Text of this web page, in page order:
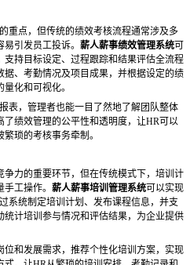
重点，但传统的绩效考核流程通常涉及多
引发员工投诉。 薪人薪事绩效管理系统可
持目标设定、过程跟踪和结果评估全流程
、考勤情况及项目成果，并根据设定的绩
化和可视化。
表，管理者也能一目了然地了解团队整体
绩效管理的公平性和透明度，让HR可以
琐的考核事务牵制。
力的重要环节，但在传统模式下，培训计
工操作。 薪人薪事培训管理系统可以实现
系统制定培训计划、发布课程信息，并支
计培训参与情况和评估结果，为企业提供
和发展需求，推荐个性化培训方案，实现